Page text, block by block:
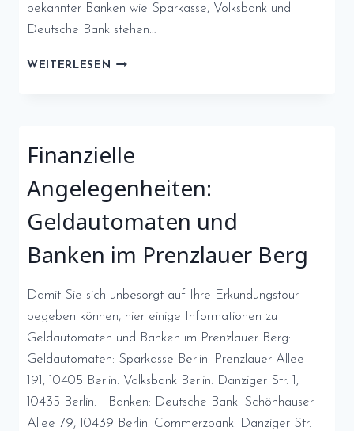
bekannter Banken wie Sparkasse, Volksbank und
Deutsche Bank stehen…
WEITERLESEN FINANZIELLE
(ATM)
UND
WECHSELSTUBEN
IN
Finanzielle
Angelegenheiten:
Geldautomaten und
Banken im Prenzlauer Berg
Damit Sie sich unbesorgt auf Ihre Erkundungstour
begeben können, hier einige Informationen zu
Geldautomaten und Banken im Prenzlauer Berg:
Geldautomaten: Sparkasse Berlin: Prenzlauer Allee
191, 10405 Berlin. Volksbank Berlin: Danziger Str. 1,
10435 Berlin. Banken: Deutsche Bank: Schönhauser
Allee 79, 10439 Berlin. Commerzbank: Danziger Str.